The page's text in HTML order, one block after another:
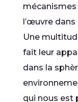
l’œuvre
Une
fait leur
dans la
qui nous est